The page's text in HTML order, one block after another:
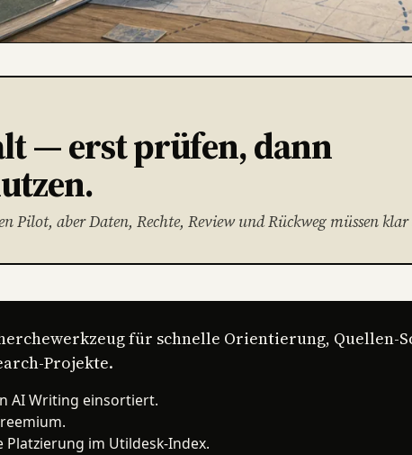
— erst prüfen, dann
Pilot, aber Daten, Rechte, Review und Rückweg müssen klar
für schnelle Orientierung,
Projekte.
AI Writing einsortiert.
Platzierung im Utildesk-Index.